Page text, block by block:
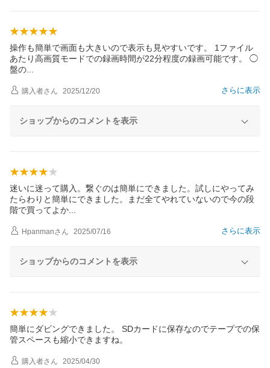
操作も簡単で画面も大きいので表示も見やすいです。 1ファイル
あたり高画質モードでの録画時間が22分程度の録画可能です。 ◯
盤の
さらに表示
購入者さん 2025/12/20
ショップからのコメントを表示
迷いに迷って購入。繋ぐのは簡単にできました。試しにやってみ
たらわりと簡単にできました。まだ全てやれていないので今の段
階で買ってよか
さらに表示
Hpanmanさん 2025/07/16
ショップからのコメントを表示
簡単にダビングできました。 SDカードに保存なのでテープでの保
管スペースも縮小できますね。
購入者さん 2025/04/30